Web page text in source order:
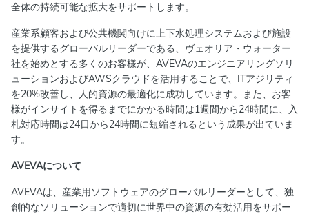
全体の持続可能な拡大をサポートします。
産業系顧客および公共機関向けに上下水処理システムおよび施設
を提供するグローバルリーダーである、ヴェオリア・ウォーター
社を始めとする多くのお客様が、AVEVAのエンジニアリングソリ
ューションおよびAWSクラウドを活用することで、ITアジリティ
を20%改善し、人的資源の最適化に成功しています。また、お客
様がインサイトを得るまでにかかる時間は1週間から24時間に、入
札対応時間は24日から24時間に短縮されるという成果が出ていま
す。
AVEVAについて
AVEVAは、産業用ソフトウェアのグローバルリーダーとして、独
創的なソリューションで適切に世界中の資源の有効活用をサポー